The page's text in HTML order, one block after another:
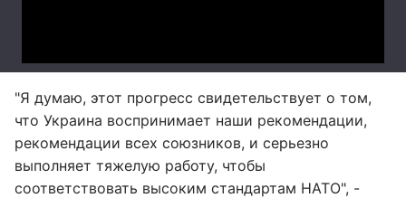
"Я думаю, этот прогресс свидетельствует о том,
что Украина воспринимает наши рекомендации,
рекомендации всех союзников, и серьезно
выполняет тяжелую работу, чтобы
соответствовать высоким стандартам НАТО", -